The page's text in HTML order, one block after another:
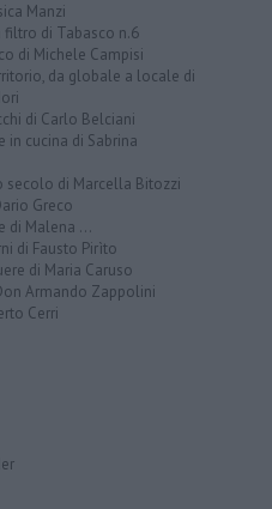
Manzi
filtro di Tabasco n.6
di Michele Campisi
da globale a locale di
di Carlo Belciani
in cucina di Sabrina
secolo di Marcella Bitozzi
Greco
di Malena ...
di Fausto Pirìto
di Maria Caruso
Armando Zappolini
Cerri